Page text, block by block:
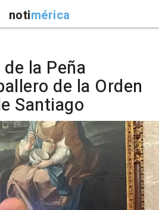
notimérica
la Peña
de la Orden
Santiago